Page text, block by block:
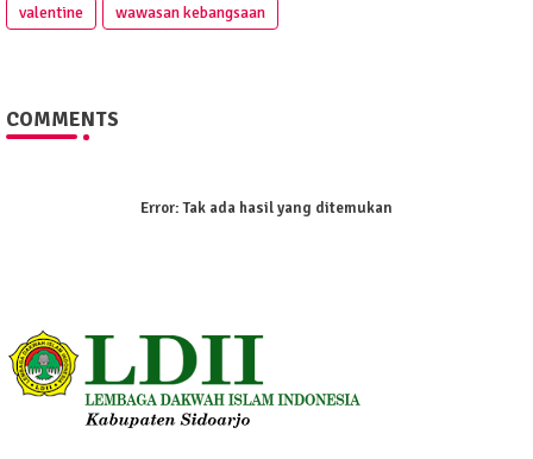
valentine
wawasan kebangsaan
COMMENTS
Error:Tak ada hasil yang ditemukan